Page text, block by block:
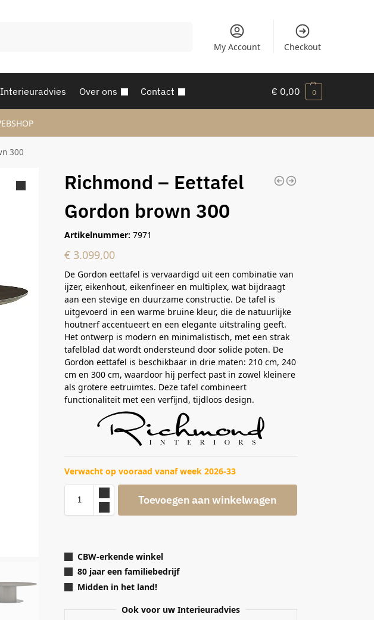
My Account Checkout
Interieuradvies Over ons Contact € 0,00 0
300
Richmond – Eettafel
Gordon brown 300
Artikelnummer: 7971
€ 3.099,00
De Gordon eettafel is vervaardigd uit een combinatie van
ijzer, eikenhout, eikenfineer en multiplex, wat bijdraagt
aan een stevige en duurzame constructie. De tafel is
uitgevoerd in een warme bruine kleur, die de natuurlijke
houtnerf accentueert en een elegante uitstraling geeft.
Het ontwerp is modern en minimalistisch, met een strak
tafelblad dat wordt ondersteund door solide poten. De
Gordon eettafel is beschikbaar in drie maten: 210 cm, 240
cm en 300 cm, waardoor hij perfect past in zowel kleinere
als grotere eetruimtes. Deze tafel combineert
functionaliteit met een verfijnd, tijdloos design.
Verwacht op vooraad vanaf week 2026-33
Toevoegen aan winkelwagen
CBW-erkende winkel
80 jaar een familiebedrijf
Midden in het land!
Ook voor uw Interieuradvies